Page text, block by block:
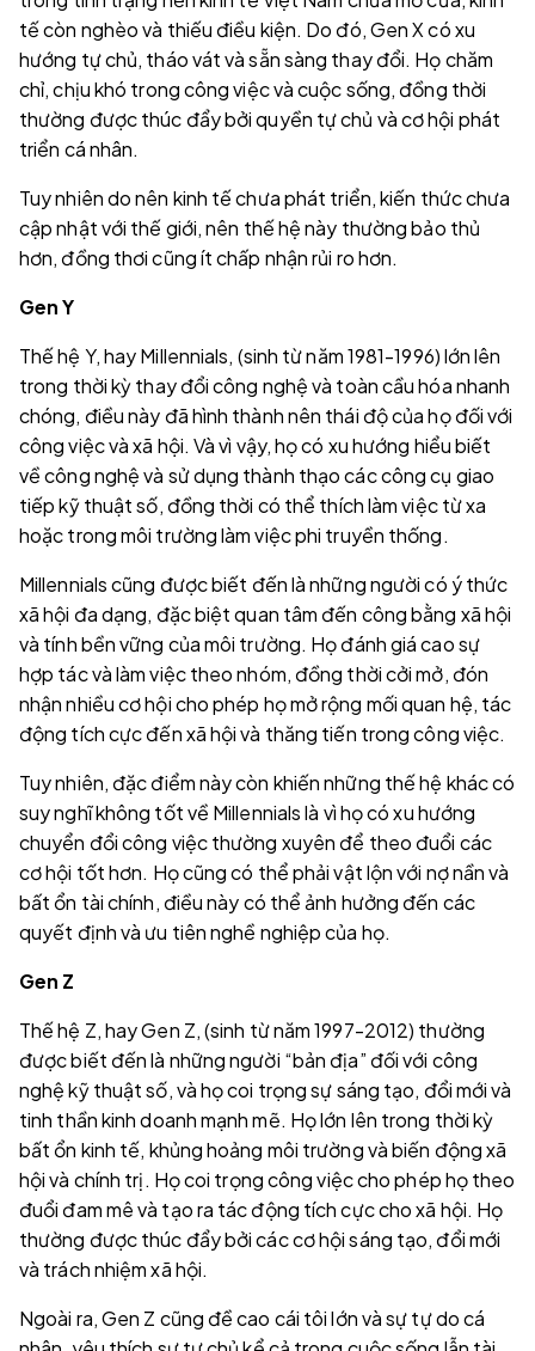
tế còn nghèo và thiếu điều kiện. Do đó, Gen X có xu
hướng tự chủ, tháo vát và sẵn sàng thay đổi. Họ chăm
chỉ, chịu khó trong công việc và cuộc sống, đồng thời
thường được thúc đẩy bởi quyền tự chủ và cơ hội phát
triển cá nhân.
Tuy nhiên do nên kinh tế chưa phát triển, kiến thức chưa
cập nhật với thế giới, nên thế hệ này thường bảo thủ
hơn, đồng thơi cũng ít chấp nhận rủi ro hơn.
Gen Y
Thế hệ Y, hay Millennials, (sinh từ năm 1981-1996) lớn lên
trong thời kỳ thay đổi công nghệ và toàn cầu hóa nhanh
chóng, điều này đã hình thành nên thái độ của họ đối với
công việc và xã hội. Và vì vậy, họ có xu hướng hiểu biết
về công nghệ và sử dụng thành thạo các công cụ giao
tiếp kỹ thuật số, đồng thời có thể thích làm việc từ xa
hoặc trong môi trường làm việc phi truyền thống.
Millennials cũng được biết đến là những người có ý thức
xã hội đa dạng, đặc biệt quan tâm đến công bằng xã hội
và tính bền vững của môi trường. Họ đánh giá cao sự
hợp tác và làm việc theo nhóm, đồng thời cởi mở, đón
nhận nhiều cơ hội cho phép họ mở rộng mối quan hệ, tác
động tích cực đến xã hội và thăng tiến trong công việc.
Tuy nhiên, đặc điểm này còn khiến những thế hệ khác có
suy nghĩ không tốt về Millennials là vì họ có xu hướng
chuyển đổi công việc thường xuyên để theo đuổi các
cơ hội tốt hơn. Họ cũng có thể phải vật lộn với nợ nần và
bất ổn tài chính, điều này có thể ảnh hưởng đến các
quyết định và ưu tiên nghề nghiệp của họ.
Gen Z
Thế hệ Z, hay Gen Z, (sinh từ năm 1997-2012) thường
được biết đến là những người “bản địa” đối với công
nghệ kỹ thuật số, và họ coi trọng sự sáng tạo, đổi mới và
tinh thần kinh doanh mạnh mẽ. Họ lớn lên trong thời kỳ
bất ổn kinh tế, khủng hoảng môi trường và biến động xã
hội và chính trị. Họ coi trọng công việc cho phép họ theo
đuổi đam mê và tạo ra tác động tích cực cho xã hội. Họ
thường được thúc đẩy bởi các cơ hội sáng tạo, đổi mới
và trách nhiệm xã hội.
Ngoài ra, Gen Z cũng đề cao cái tôi lớn và sự tự do cá